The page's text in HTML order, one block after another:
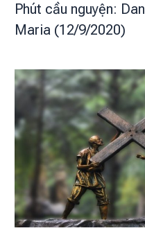
Phút cầu nguyện:
Maria (12/9/2020)